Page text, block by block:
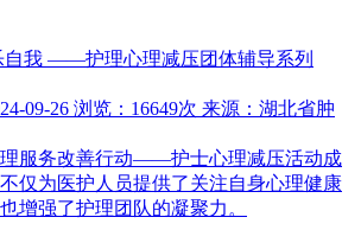
自我 ——护理心理减压团体辅导系列
09-26 浏览：16649次 来源：湖北省肿
服务改善行动——护士心理减压活动成
仅为医护人员提供了关注自身心理健康
增强了护理团队的凝聚力。